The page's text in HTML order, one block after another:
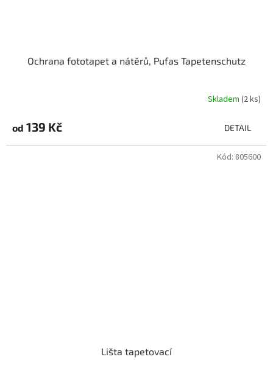
Ochrana fototapet a nátěrů, Pufas Tapetenschutz
Skladem (2 ks)
od 139 Kč DETAIL
Lišta tapetovací
Kód: 805600